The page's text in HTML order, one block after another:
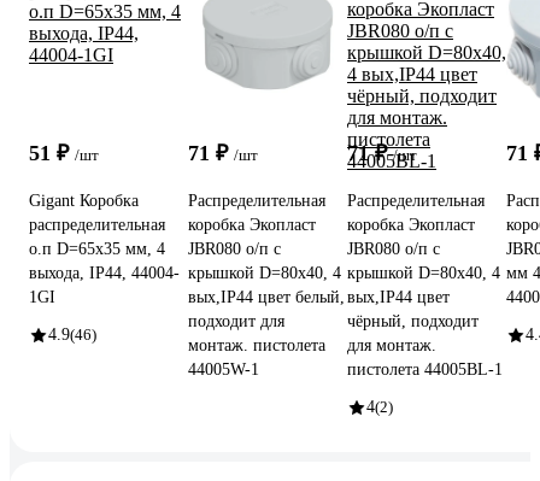
51 ₽ /шт
Gigant Коробка
распределительная
о.п D=65х35 мм, 4
выхода, IP44, 44004-
1GI
4.9(46)
71 ₽ /шт
Распределительная
коробка Экопласт
JBR080 о/п с
крышкой D=80x40, 4
вых,IP44 цвет белый,
подходит для
монтаж. пистолета
44005W-1
71 ₽/шт
Распределительная
коробка Экопласт
JBR080 о/п с
крышкой D=80x40, 4
вых,IP44 цвет
чёрный, подходит
для монтаж.
пистолета 44005BL-1
4(2)
71
мм